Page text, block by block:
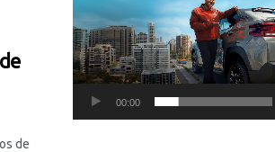
de
00:00